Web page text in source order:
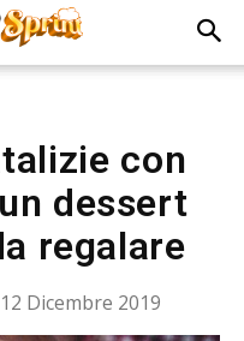
con
dessert
regalare
12 Dicembre 2019